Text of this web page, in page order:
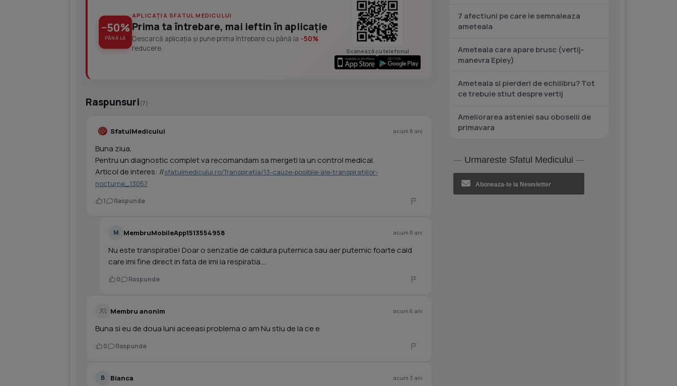
−50%
PÂNĂ LA
APLICAȚIA SFATUL MEDICULUI
Prima ta întrebare, mai ieftin în aplicație
Descarcă aplicația și pune prima întrebare cu până la −50%
reducere.
Scanează cu telefonul
Raspunsuri(7)
SfatulMedicului acum 8 ani
Buna ziua,
Pentru un diagnostic complet va recomandam sa mergeti la un control medical.
Articol de interes: //sfatulmedicului.ro/Transpiratia/13-cauze-posibile-ale-transpiratiilor-
nocturne_13057
1 Raspunde
M MembruMobileApp1513554958 acum 8 ani
Nu este transpiratie! Doar o senzatie de caldura puternica sau aer puternic foarte cald
care imi fine direct in fata de imi ia respiratia....
0 Raspunde
Membru anonim acum 6 ani
Buna si eu de doua luni aceeasi problema o am Nu stiu de la ce e
0 Raspunde
B Bianca acum 3 ani
7 afectiuni pe care le semnaleaza
ameteala
Ameteala care apare brusc (vertij-
manevra Epley)
Ameteala si pierderi de echilibru? Tot
ce trebuie stiut despre vertij
Ameliorarea asteniei sau oboselii de
primavara
Urmareste Sfatul Medicului
Aboneaza-te la Newsletter